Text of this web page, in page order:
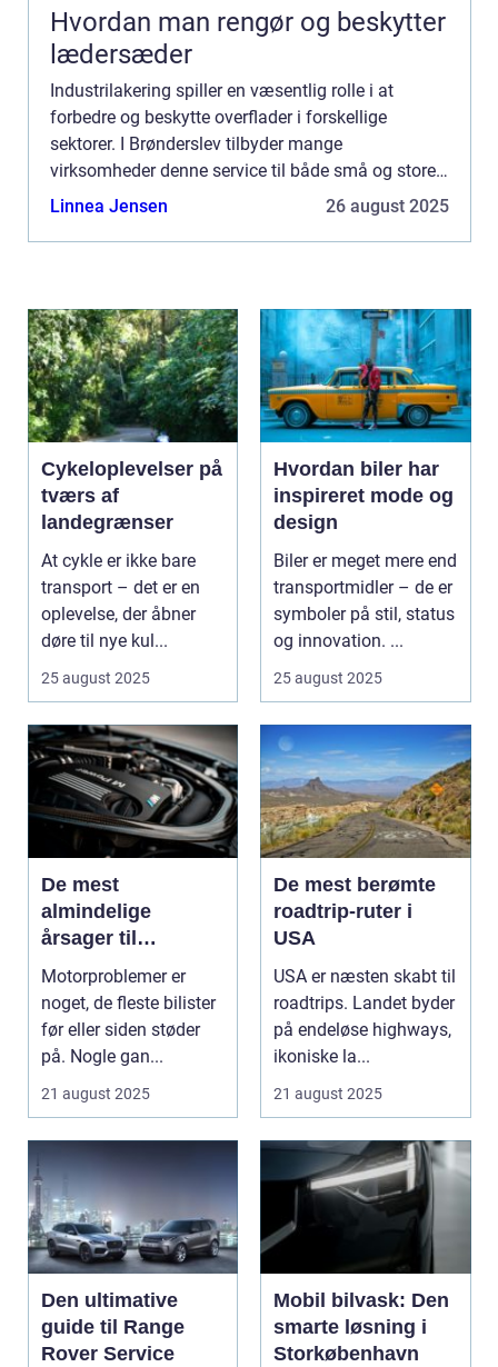
Hvordan man rengør og beskytter
lædersæder
Industrilakering spiller en væsentlig rolle i at
forbedre og beskytte overflader i forskellige
sektorer. I Brønderslev tilbyder mange
virksomheder denne service til både små og store
projekter, der kræver både dyg...
Linnea Jensen 26 august 2025
Cykeloplevelser på
tværs af
landegrænser
At cykle er ikke bare
transport – det er en
oplevelse, der åbner
døre til nye kul...
25 august 2025
Hvordan biler har
inspireret mode og
design
Biler er meget mere end
transportmidler – de er
symboler på stil, status
og innovation. ...
25 august 2025
De mest
almindelige
årsager til
motorproblemer
Motorproblemer er
noget, de fleste bilister
før eller siden støder
på. Nogle gan...
21 august 2025
De mest berømte
roadtrip-ruter i
USA
USA er næsten skabt til
roadtrips. Landet byder
på endeløse highways,
ikoniske la...
21 august 2025
Den ultimative
guide til Range
Rover Service
Mobil bilvask: Den
smarte løsning i
Storkøbenhavn